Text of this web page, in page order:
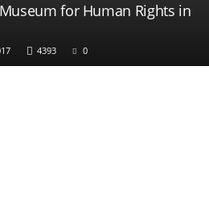
for Human Rights in
4393 0